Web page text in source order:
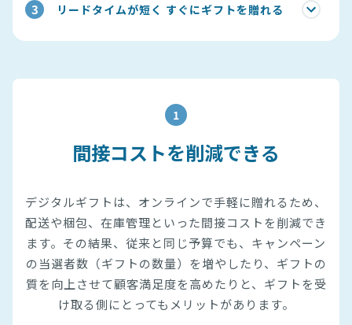
3 リードタイムが短く すぐにギフトを贈れる
1
間接コストを削減できる
デジタルギフトは、オンラインで手軽に贈れるため、
配送や梱包、在庫管理といった間接コストを削減でき
ます。その結果、従来と同じ予算でも、キャンペーン
の当選者数（ギフトの数量）を増やしたり、ギフトの
質を向上させて顧客満足度を高めたりと、ギフトを受
け取る側にとってもメリットがあります。